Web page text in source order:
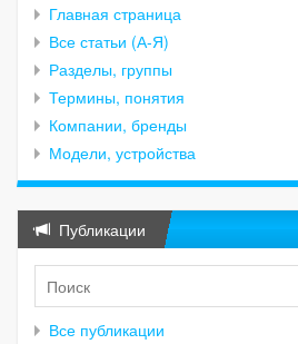
Главная страница
Все статьи (А-Я)
Разделы, группы
Термины, понятия
Компании, бренды
Модели, устройства
Публикации
Все публикации